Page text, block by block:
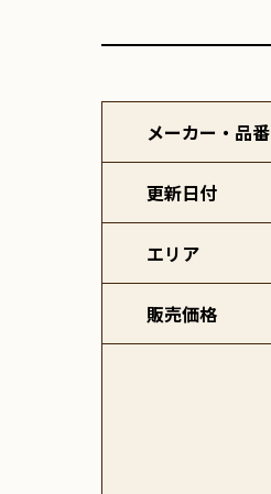
メーカー・品番
更新日付
エリア
販売価格